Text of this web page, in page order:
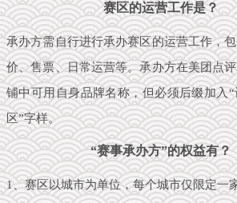
赛区的运营工作是？
承办方需自行进行承办赛区的运营工作，
价、售票、日常运营等。承办方在美团点
铺中可用自身品牌名称，但必须后缀加入
区”字样。
“赛事承办方”的权益有？
1、赛区以城市为单位，每个城市仅限定一